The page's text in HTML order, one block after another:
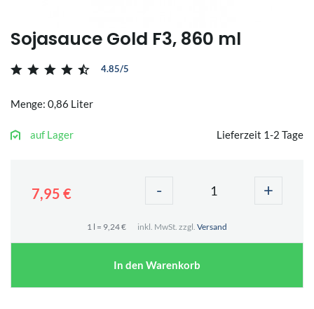
Sojasauce Gold F3, 860 ml
4.85/5
Menge: 0,86 Liter
auf Lager Lieferzeit 1-2 Tage
7,95 € - +
1 l = 9,24 € inkl. MwSt. zzgl. Versand
In den Warenkorb